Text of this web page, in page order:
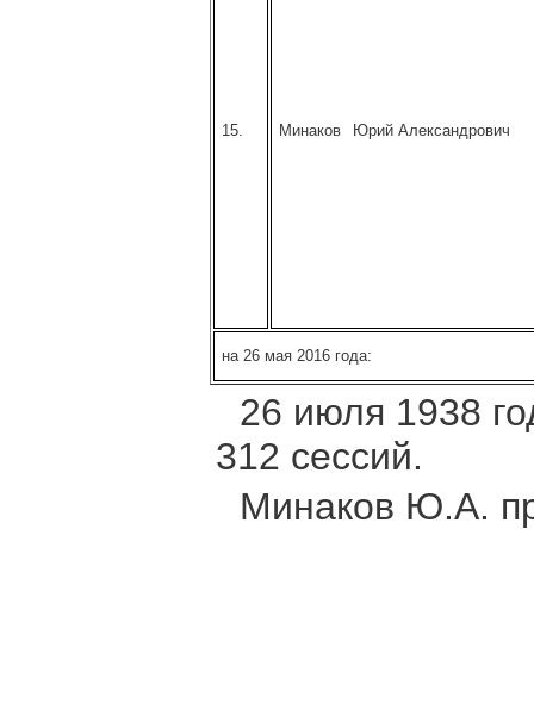
15. Минаков Юрий Александрович
на 26 мая 2016 года:
26 июля 1938
312 сессий.
Минаков Ю.А.